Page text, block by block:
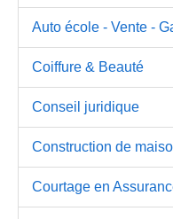
Auto école - Vente -
Coiffure & Beauté
Conseil juridique
Construction de
Courtage en